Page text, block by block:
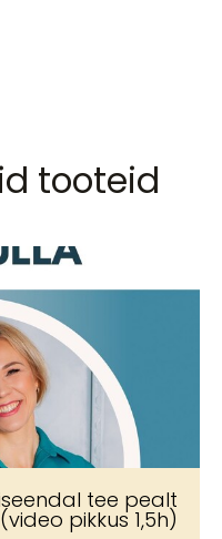
tooteid
tee pealt
pikkus 1,5h)